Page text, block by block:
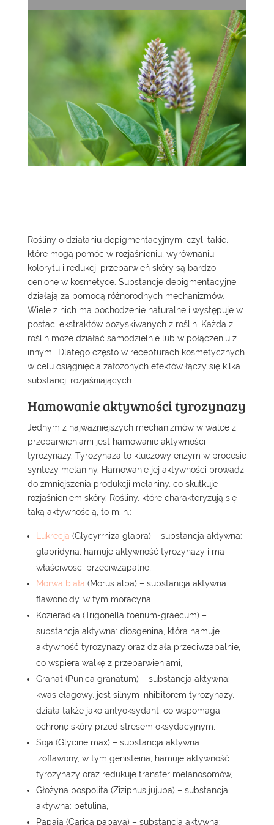
Rośliny o działaniu depigmentacyjnym, czyli takie,
które mogą pomóc w rozjaśnieniu, wyrównaniu
kolorytu i redukcji przebarwień skóry są bardzo
cenione w kosmetyce. Substancje depigmentacyjne
działają za pomocą różnorodnych mechanizmów.
Wiele z nich ma pochodzenie naturalne i występuje w
postaci ekstraktów pozyskiwanych z roślin. Każda z
roślin może działać samodzielnie lub w połączeniu z
innymi. Dlatego często w recepturach kosmetycznych
w celu osiągnięcia założonych efektów łączy się kilka
substancji rozjaśniających.
Hamowanie aktywności tyrozynazy
Jednym z najważniejszych mechanizmów w walce z
przebarwieniami jest hamowanie aktywności
tyrozynazy. Tyrozynaza to kluczowy enzym w procesie
syntezy melaniny. Hamowanie jej aktywności prowadzi
do zmniejszenia produkcji melaniny, co skutkuje
rozjaśnieniem skóry. Rośliny, które charakteryzują się
taką aktywnością, to m.in.:
Lukrecja (Glycyrrhiza glabra) – substancja aktywna:
glabridyna, hamuje aktywność tyrozynazy i ma
właściwości przeciwzapalne,
Morwa biała (Morus alba) – substancja aktywna:
flawonoidy, w tym moracyna,
Kozieradka (Trigonella foenum-graecum) –
substancja aktywna: diosgenina, która hamuje
aktywność tyrozynazy oraz działa przeciwzapalnie,
co wspiera walkę z przebarwieniami,
Granat (Punica granatum) – substancja aktywna:
kwas elagowy, jest silnym inhibitorem tyrozynazy,
działa także jako antyoksydant, co wspomaga
ochronę skóry przed stresem oksydacyjnym,
Soja (Glycine max) – substancja aktywna:
izoflawony, w tym genisteina, hamuje aktywność
tyrozynazy oraz redukuje transfer melanosomów,
Głożyna pospolita (Ziziphus jujuba) – substancja
aktywna: betulina,
Papaja (Carica papaya) – substancja aktywna: